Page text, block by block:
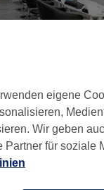
, 40477
eigene
Wir geben
Partner für soziale